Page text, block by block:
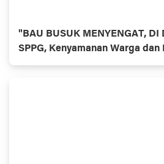
"BAU BUSUK MENYENGAT, DI
SPPG, Kenyamanan Warga dan
Bismillah Tembilahan Hulu